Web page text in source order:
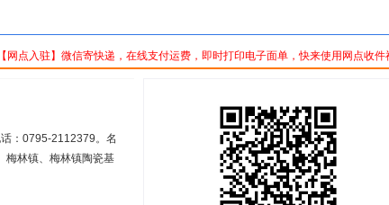
【网点入驻】微信寄快递，在线支付运费，即时打印电子面单，快来使用网点收件
：0795-2112379。名
梅林镇、梅林镇陶瓷基